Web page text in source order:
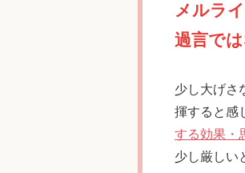
メルラ
過言では
少し大げさ
揮すると感
する効果・
少し厳しい